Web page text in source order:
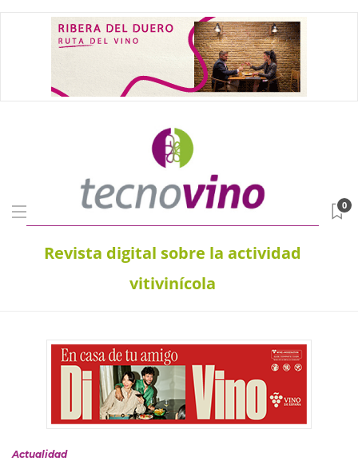
Revista digital sobre la actividad
vitivinícola
0
Actualidad